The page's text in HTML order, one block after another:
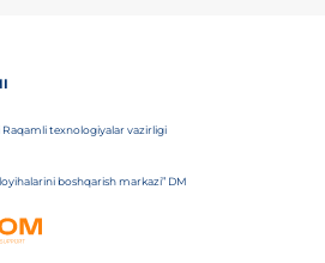
Raqamli texnologiyalar vazirligi
boshqarish markazi” DM